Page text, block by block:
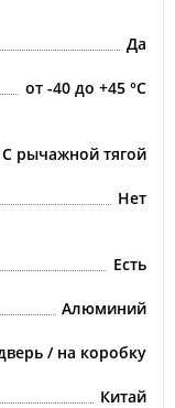
Да
от -40 до +45 °С
С рычажной тягой
Нет
Есть
Алюминий
/ на коробку
Китай